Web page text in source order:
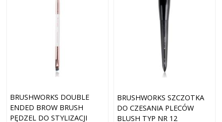
BRUSHWORKS DOUBLE
ENDED BROW BRUSH
PĘDZEL DO STYLIZACJI
BRUSHWORKS SZCZOTKA
DO CZESANIA PLECÓW
BLUSH TYP NR 12